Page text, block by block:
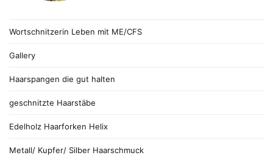
Wortschnitzerin Leben mit ME/CFS
Gallery
Haarspangen die gut halten
geschnitzte Haarstäbe
Edelholz Haarforken Helix
Metall/ Kupfer/ Silber Haarschmuck